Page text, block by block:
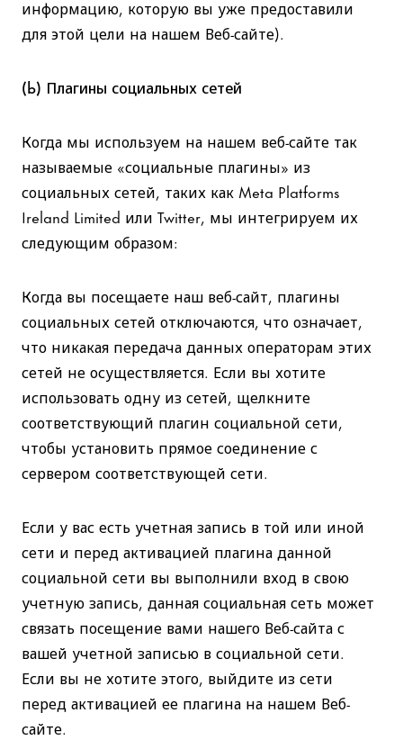
информацию, которую вы уже предоставили
для этой цели на нашем Веб-сайте).
(b) Плагины социальных сетей
Когда мы используем на нашем веб-сайте так
называемые «социальные плагины» из
социальных сетей, таких как Meta Platforms
Ireland Limited или Twitter, мы интегрируем их
следующим образом:
Когда вы посещаете наш веб-сайт, плагины
социальных сетей отключаются, что означает,
что никакая передача данных операторам этих
сетей не осуществляется. Если вы хотите
использовать одну из сетей, щелкните
соответствующий плагин социальной сети,
чтобы установить прямое соединение с
сервером соответствующей сети.
Если у вас есть учетная запись в той или иной
сети и перед активацией плагина данной
социальной сети вы выполнили вход в свою
учетную запись, данная социальная сеть может
связать посещение вами нашего Веб-сайта с
вашей учетной записью в социальной сети.
Если вы не хотите этого, выйдите из сети
перед активацией ее плагина на нашем Веб-
сайте.